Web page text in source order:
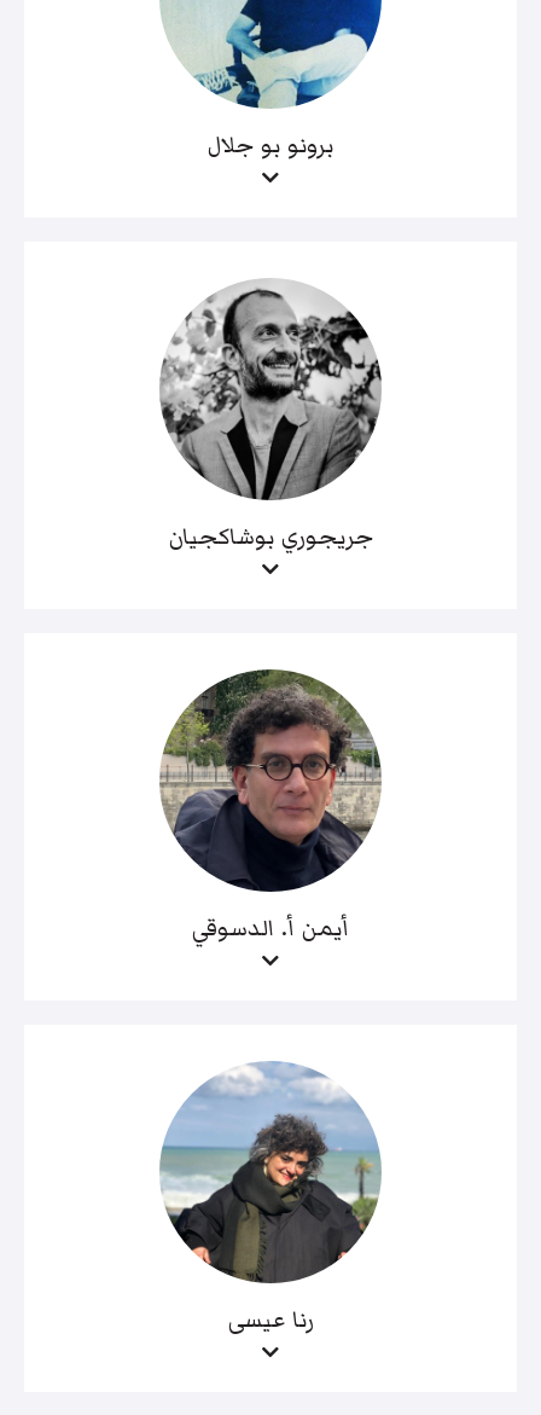
برونو بو جلال
جريجوري بوشاكجيان
أيمن أ. الدسوقي
رنا عيسى